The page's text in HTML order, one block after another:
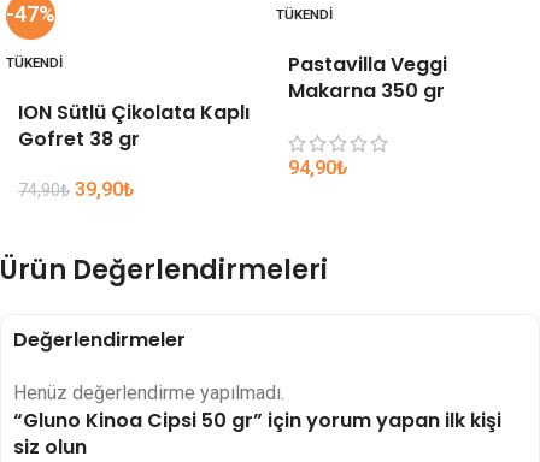
-47%
TÜKENDI
ION Sütlü Çikolata Kaplı
Gofret 38 gr
74,90₺ 39,90₺
TÜKENDI
Pastavilla Veggi
Makarna 350 gr
94,90₺
Ürün Değerlendirmeleri
Değerlendirmeler
Henüz değerlendirme yapılmadı.
“Gluno Kinoa Cipsi 50 gr” için yorum yapan ilk kişi
siz olun